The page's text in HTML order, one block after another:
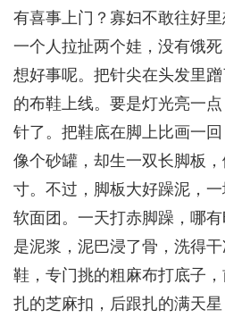
有喜事上门？寡妇不敢往好里
一个人拉扯两个娃，没有饿
想好事呢。把针尖在头发里
的布鞋上线。要是灯光亮一
针了。把鞋底在脚上比画一
像个砂罐，却生一双长脚板
寸。不过，脚板大好躁泥，
软面团。一天打赤脚躁，哪
是泥浆，泥巴浸了骨，洗得
鞋，专门挑的粗麻布打底子
扎的芝麻扣，后跟扎的满天